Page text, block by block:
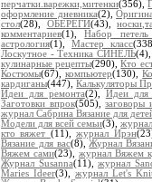
перчатки.варежки,митенки(356),
оформление дневника(2),
стол(28), ОБЕРЕГИ(43),
комментариев(1),Набор
астрология(1),Мастер класс
Лоскутное - Техника СИНЕЛЬ
кулинарные рецепты(290),Кто
Костюмы(67),компьютер(130),
кардиганы(447),Калькуляторы
Идеи для ремонта(2), Идеи для
Заготовки впрок(505),заговоры
журнал Сабрина Вязание для
Модели для всей семьи(3),
кто вяжет (11),журнал Ирэн
Вязание для вас(8),Журнал
Вяжем сами(23),журнал Вяжем
Журнал Susanna(11),журнал
Maries Ideer(3),журнал Let's